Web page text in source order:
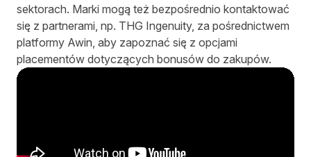
sektorach. Marki mogą też bezpośrednio kontaktować
się z partnerami, np. THG Ingenuity, za pośrednictwem
platformy Awin, aby zapoznać się z opcjami
placementów dotyczących bonusów do zakupów.